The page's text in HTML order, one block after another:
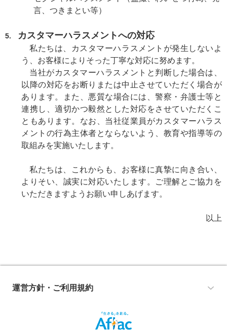
言、つきまとい等）
5. カスタマーハラスメントへの対応
私たちは、カスタマーハラスメントが発生しないよ
う、お客様によりそった丁寧な対応に努めます。
当社がカスタマーハラスメントと判断した場合は、
以降の対応をお断りまたは中止させていただく場合が
あります。また、悪質な場合には、警察・弁護士等と
連携し、適切かつ毅然とした対応をさせていただくこ
ともあります。なお、当社従業員がカスタマーハラス
メントの行為主体者とならないよう、教育や指導等の
取組みを実施いたします。
私たちは、これからも、お客様に真摯に向き合い、
よりそい、誠実に対応いたします。ご理解とご協力を
いただきますようお願い申しあげます。
以上
運営方針・ご利用規約